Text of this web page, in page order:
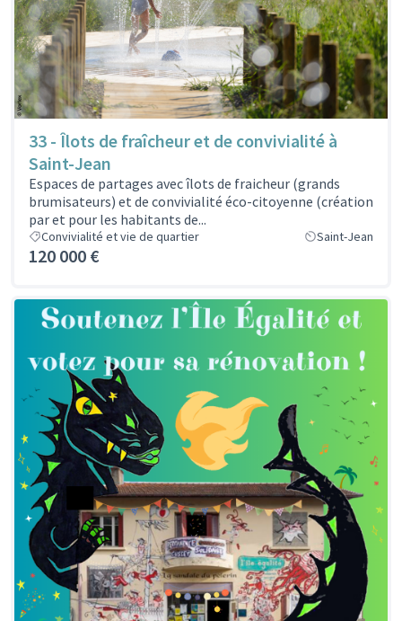
33 - Îlots de fraîcheur et de convivialité à
Saint-Jean
Espaces de partages avec îlots de fraicheur (grands
brumisateurs) et de convivialité éco-citoyenne (création
par et pour les habitants de...
Convivialité et vie de quartier Saint-Jean
120 000 €